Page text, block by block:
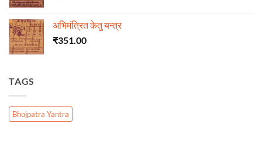
अभिमंत्रित केतु यन्त्र
₹351.00
TAGS
Bhojpatra Yantra